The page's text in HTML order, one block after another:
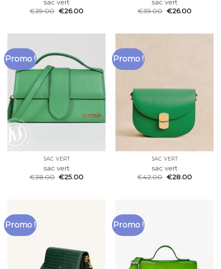
sac vert
€39.00 €26.00
sac vert
€39.00 €26.00
Promo !
SAC VERT
sac vert
€38.00 €25.00
Promo !
SAC VERT
sac vert
€42.00 €28.00
Promo ! Promo !